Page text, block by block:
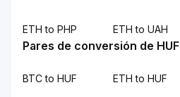
ETH to PHP ETH to UAH
Pares de conversión de
BTC to HUF ETH to HUF